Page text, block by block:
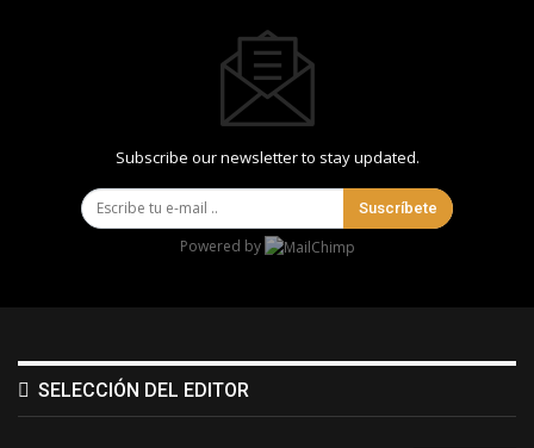
Subscribe our newsletter to stay updated.
Suscríbete
Powered by
SELECCIÓN DEL EDITOR